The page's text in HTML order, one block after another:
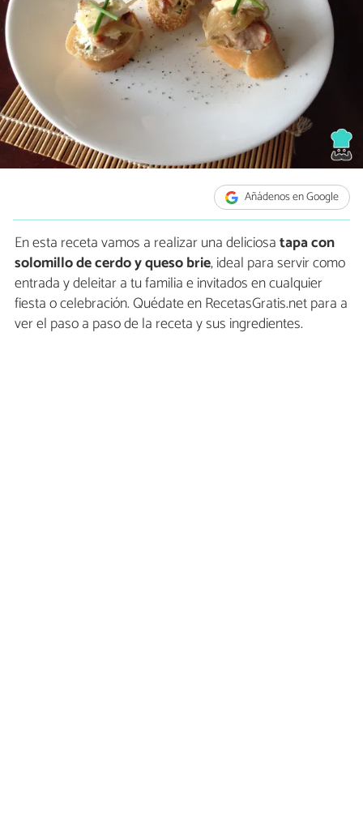
Añádenos en Google
En esta receta vamos a realizar una deliciosatapa con
solomillo de cerdo y queso brie, ideal para servir como
entrada y deleitar a tu familia e invitados en cualquier
fiesta o celebración. Quédate en RecetasGratis.net para a
ver el paso a paso de la receta y sus ingredientes.